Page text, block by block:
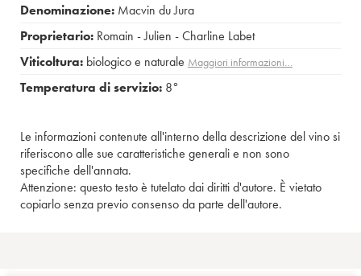
Denominazione: Macvin du Jura
Proprietario: Romain - Julien - Charline Labet
Viticoltura: biologico e naturale Maggiori informazioni…
Temperatura di servizio: 8°
Le informazioni contenute all'interno della descrizione del vino si
riferiscono alle sue caratteristiche generali e non sono
specifiche dell'annata.
Attenzione: questo testo è tutelato dai diritti d'autore. È vietato
copiarlo senza previo consenso da parte dell'autore.